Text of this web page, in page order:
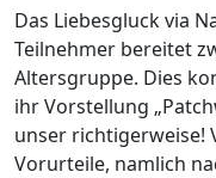
Das Liebesgluck via
Teilnehmer bereitet
Altersgruppe. Dies
ihr Vorstellung
unser richtigerweise!
Vorurteile, namlich